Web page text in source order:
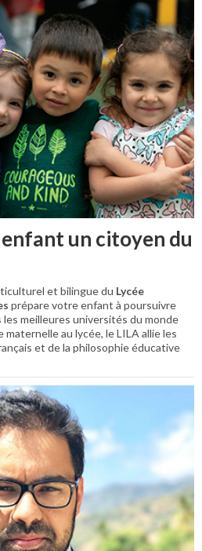
un citoyen du
et bilingue du Lycée
prépare votre enfant à poursuivre
meilleures universités du monde
au lycée, le LILA allie les
et de la philosophie éducative